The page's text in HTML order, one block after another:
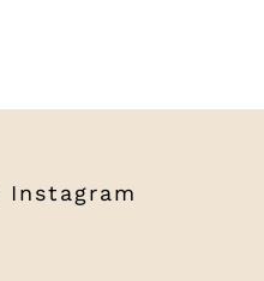
Instagram